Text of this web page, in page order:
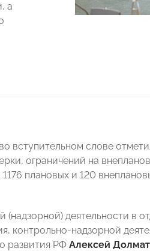
а
во вступительном слове
ограничений на
плановых и 120
деятельности в
контрольно-надзорной
развития РФ Алексей